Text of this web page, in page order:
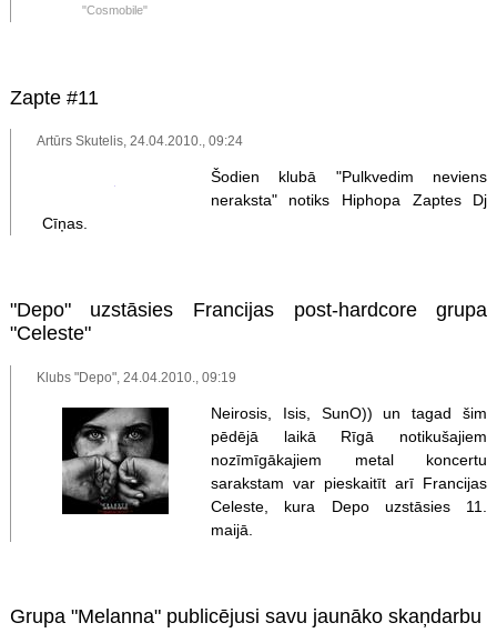
"Cosmobile"
Zapte #11
Artūrs Skutelis, 24.04.2010., 09:24
Šodien klubā "Pulkvedim neviens
neraksta" notiks Hiphopa Zaptes Dj
Cīņas.
"Depo" uzstāsies Francijas post-hardcore grupa
"Celeste"
Klubs "Depo", 24.04.2010., 09:19
Neirosis, Isis, SunO)) un tagad šim
pēdējā laikā Rīgā notikušajiem
nozīmīgākajiem metal koncertu
sarakstam var pieskaitīt arī Francijas
Celeste, kura Depo uzstāsies 11.
maijā.
Grupa "Melanna" publicējusi savu jaunāko skaņdarbu